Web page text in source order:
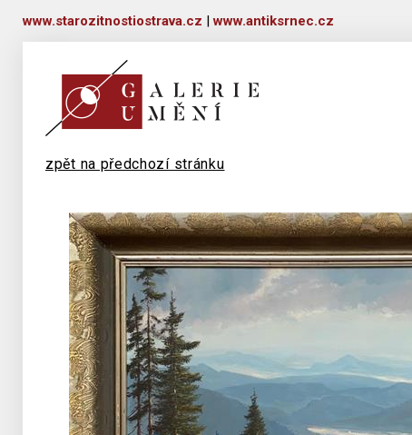
www.starozitnostiostrava.cz |www.antiksrnec.cz
zpět na předchozí stránku